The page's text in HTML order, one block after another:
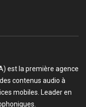
est la première agence
contenus audio à
mobiles. Leader en